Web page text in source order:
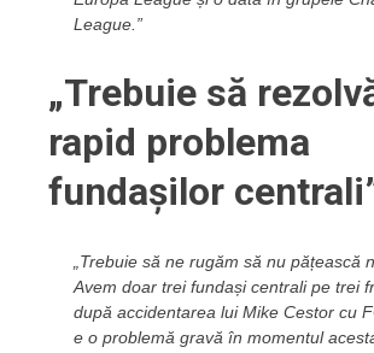
League.”
„Trebuie să
rapid problema
fundașilor
„Trebuie să ne rugăm să nu pățească
Avem doar trei fundași centrali pe trei
după accidentarea lui Mike Cestor cu
e o problemă gravă în momentul